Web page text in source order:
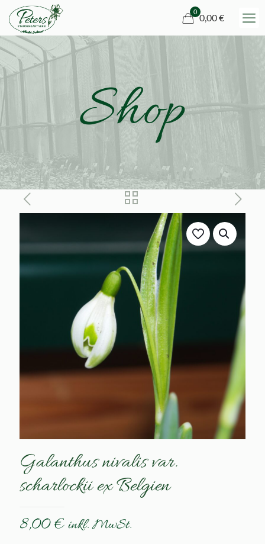
0
0,00 €
Shop
Galanthus nivalis var.
scharlockii ex Belgien
8,00€ inkl. MwSt.